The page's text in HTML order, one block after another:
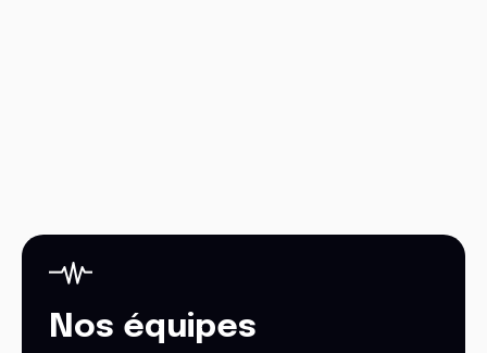
Nos équipes